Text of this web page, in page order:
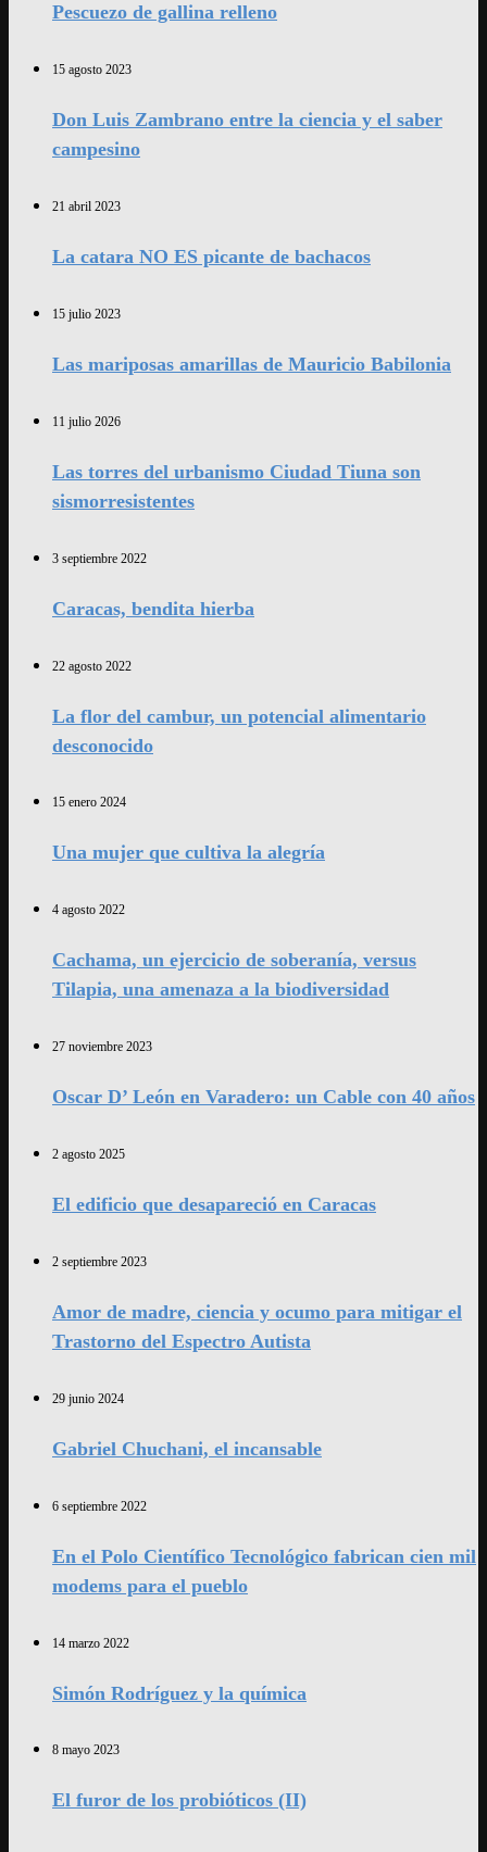
Pescuezo de gallina relleno
15 agosto 2023
Don Luis Zambrano entre la ciencia y el saber
campesino
21 abril 2023
La catara NO ES picante de bachacos
15 julio 2023
Las mariposas amarillas de Mauricio Babilonia
11 julio 2026
Las torres del urbanismo Ciudad Tiuna son
sismorresistentes
3 septiembre 2022
Caracas, bendita hierba
22 agosto 2022
La flor del cambur, un potencial alimentario
desconocido
15 enero 2024
Una mujer que cultiva la alegría
4 agosto 2022
Cachama, un ejercicio de soberanía, versus
Tilapia, una amenaza a la biodiversidad
27 noviembre 2023
Oscar D’ León en Varadero: un Cable con 40 años
2 agosto 2025
El edificio que desapareció en Caracas
2 septiembre 2023
Amor de madre, ciencia y ocumo para mitigar el
Trastorno del Espectro Autista
29 junio 2024
Gabriel Chuchani, el incansable
6 septiembre 2022
En el Polo Científico Tecnológico fabrican cien mil
modems para el pueblo
14 marzo 2022
Simón Rodríguez y la química
8 mayo 2023
El furor de los probióticos (II)